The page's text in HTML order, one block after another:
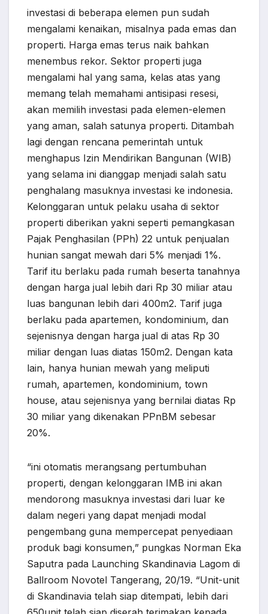
investasi di beberapa elemen pun sudah
mengalami kenaikan, misalnya pada emas dan
properti. Harga emas terus naik bahkan
menembus rekor. Sektor properti juga
mengalami hal yang sama, kelas atas yang
memang telah memahami antisipasi resesi,
akan memilih investasi pada elemen-elemen
yang aman, salah satunya properti. Ditambah
lagi dengan rencana pemerintah untuk
menghapus Izin Mendirikan Bangunan (WIB)
yang selama ini dianggap menjadi salah satu
penghalang masuknya investasi ke indonesia.
Kelonggaran untuk pelaku usaha di sektor
properti diberikan yakni seperti pemangkasan
Pajak Penghasilan (PPh) 22 untuk penjualan
hunian sangat mewah dari 5% menjadi 1%.
Tarif itu berlaku pada rumah beserta tanahnya
dengan harga jual lebih dari Rp 30 miliar atau
luas bangunan lebih dari 400m2. Tarif juga
berlaku pada apartemen, kondominium, dan
sejenisnya dengan harga jual di atas Rp 30
miliar dengan luas diatas 150m2. Dengan kata
lain, hanya hunian mewah yang meliputi
rumah, apartemen, kondominium, town
house, atau sejenisnya yang bernilai diatas Rp
30 miliar yang dikenakan PPnBM sebesar
20%.
“ini otomatis merangsang pertumbuhan
properti, dengan kelonggaran IMB ini akan
mendorong masuknya investasi dari luar ke
dalam negeri yang dapat menjadi modal
pengembang guna mempercepat penyediaan
produk bagi konsumen,” pungkas Norman Eka
Saputra pada Launching Skandinavia Lagom di
Ballroom Novotel Tangerang, 20/19. “Unit-unit
di Skandinavia telah siap ditempati, lebih dari